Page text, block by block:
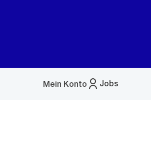
Jobs
Mein Konto
Menü